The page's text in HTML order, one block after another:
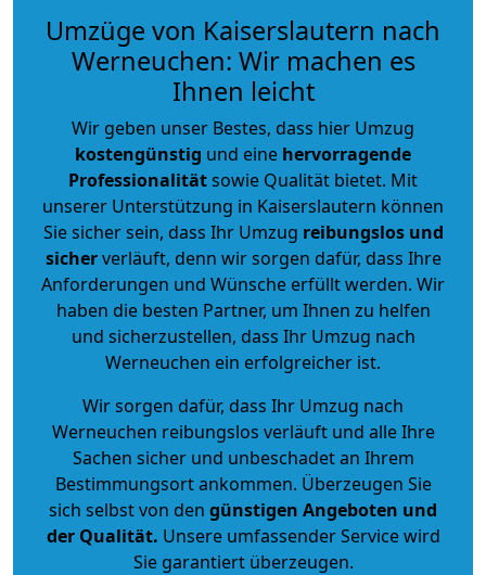
Umzüge von Kaiserslautern nach
Werneuchen: Wir machen es
Ihnen leicht
Wir geben unser Bestes, dass hier Umzug
kostengünstig und eine hervorragende
Professionalitätsowie Qualität bietet. Mit
unserer Unterstützung in Kaiserslautern können
Sie sicher sein, dass Ihr Umzug reibungslos und
sicherverläuft, denn wir sorgen dafür, dass Ihre
Anforderungen und Wünsche erfüllt werden. Wir
haben die besten Partner, um Ihnen zu helfen
und sicherzustellen, dass Ihr Umzug nach
Werneuchen ein erfolgreicher ist.
Wir sorgen dafür, dass Ihr Umzug nach
Werneuchen reibungslos verläuft und alle Ihre
Sachen sicher und unbeschadet an Ihrem
Bestimmungsort ankommen. Überzeugen Sie
sich selbst von den günstigen Angeboten und
der Qualität. Unsere umfassender Service wird
Sie garantiert überzeugen.